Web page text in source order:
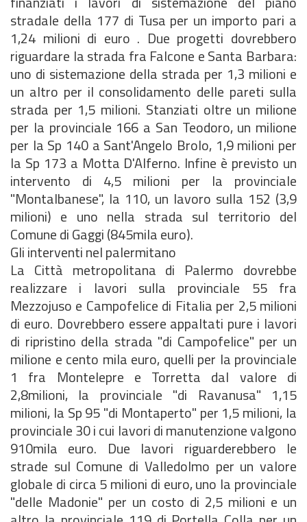
stradale della 177 di Tusa per un importo pari a
1,24 milioni di euro . Due progetti dovrebbero
riguardare la strada fra Falcone e Santa Barbara:
uno di sistemazione della strada per 1,3 milioni e
un altro per il consolidamento delle pareti sulla
strada per 1,5 milioni. Stanziati oltre un milione
per la provinciale 166 a San Teodoro, un milione
per la Sp 140 a Sant'Angelo Brolo, 1,9 milioni per
la Sp 173 a Motta D'Alferno. Infine è previsto un
intervento di 4,5 milioni per la provinciale
"Montalbanese", la 110, un lavoro sulla 152 (3,9
milioni) e uno nella strada sul territorio del
Comune di Gaggi (845mila euro).
Gli interventi nel palermitano
La Città metropolitana di Palermo dovrebbe
realizzare i lavori sulla provinciale 55 fra
Mezzojuso e Campofelice di Fitalia per 2,5 milioni
di euro. Dovrebbero essere appaltati pure i lavori
di ripristino della strada "di Campofelice" per un
milione e cento mila euro, quelli per la provinciale
1 fra Montelepre e Torretta dal valore di
2,8milioni, la provinciale "di Ravanusa" 1,15
milioni, la Sp 95 "di Montaperto" per 1,5 milioni, la
provinciale 30 i cui lavori di manutenzione valgono
910mila euro. Due lavori riguarderebbero le
strade sul Comune di Valledolmo per un valore
globale di circa 5 milioni di euro, uno la provinciale
"delle Madonie" per un costo di 2,5 milioni e un